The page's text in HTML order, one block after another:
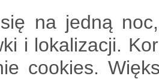
na jedną
i lokalizacji.
cookies.